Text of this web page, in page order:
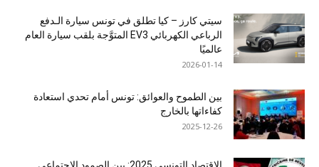
سيتي كارز – كيا تطلق في تونس سيارة الـدفع
الرباعي الكهربائي EV3 المتوَّجة بلقب سيارة العام
عالميًا
2026-01-14
بين الطموح والعوائق: تونس أمام تحدي استعادة
كفاءاتها بالخارج
2025-12-26